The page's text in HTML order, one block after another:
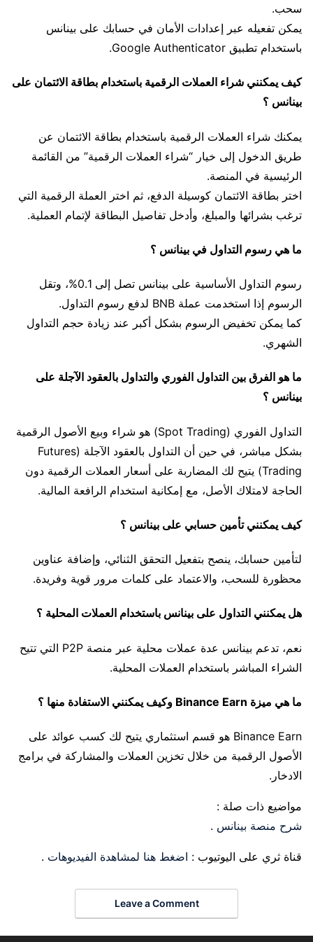
سحب.
يمكن تفعيله عبر إعدادات الأمان في حسابك على بينانس
باستخدام تطبيق Google Authenticator.
كيف يمكنني شراء العملات الرقمية باستخدام بطاقة الائتمان على
بينانس ؟
يمكنك شراء العملات الرقمية باستخدام بطاقة الائتمان عن
طريق الدخول إلى خيار “شراء العملات الرقمية” من القائمة
الرئيسية في المنصة.
اختر بطاقة الائتمان كوسيلة الدفع، ثم اختر العملة الرقمية التي
ترغب بشرائها والمبلغ، وأدخل تفاصيل البطاقة لإتمام العملية.
ما هي رسوم التداول في بينانس ؟
رسوم التداول الأساسية على بينانس تصل إلى 0.1%، وتقل
الرسوم إذا استخدمت عملة BNB لدفع رسوم التداول.
كما يمكن تخفيض الرسوم بشكل أكبر عند زيادة حجم التداول
الشهري.
ما هو الفرق بين التداول الفوري والتداول بالعقود الآجلة على
بينانس ؟
التداول الفوري (Spot Trading) هو شراء وبيع الأصول الرقمية
بشكل مباشر، في حين أن التداول بالعقود الآجلة (Futures
Trading) يتيح لك المضاربة على أسعار العملات الرقمية دون
الحاجة لامتلاك الأصل، مع إمكانية استخدام الرافعة المالية.
كيف يمكنني تأمين حسابي على بينانس ؟
لتأمين حسابك، ينصح بتفعيل التحقق الثنائي، وإضافة عناوين
محظورة للسحب، والاعتماد على كلمات مرور قوية وفريدة.
هل يمكنني التداول على بينانس باستخدام العملات المحلية ؟
نعم، تدعم بينانس عدة عملات محلية عبر منصة P2P التي تتيح
الشراء المباشر باستخدام العملات المحلية.
ما هي ميزة Binance Earn وكيف يمكنني الاستفادة منها ؟
Binance Earn هو قسم استثماري يتيح لك كسب عوائد على
الأصول الرقمية من خلال تخزين العملات والمشاركة في برامج
الادخار.
مواضيع ذات صلة :
شرح منصة بينانس .
قناة ثري على اليوتيوب : اضغط هنا لمشاهدة الفيديوهات .
Leave a Comment